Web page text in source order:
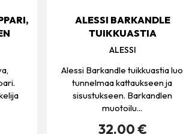
ALESSI BARKANDLE
TUIKKUASTIA
ALESSI
Alessi Barkandle tuikkuastia luo
tunnelmaa kattaukseen ja
sisustukseen. Barkandlen
muotoilu...
32.00 €